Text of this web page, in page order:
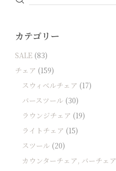
カテゴリー
SALE (83)
チェア (159)
スウィベルチェア (17)
バースツール (30)
ラウンジチェア (19)
ライトチェア (15)
スツール (20)
カウンターチェア, バーチェア